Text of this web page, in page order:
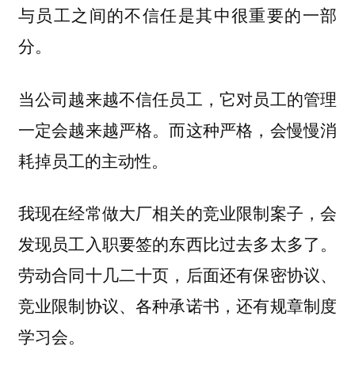
与员工之间的不信任是其中很重要的一部
分。
当公司越来越不信任员工，它对员工的管理
一定会越来越严格。而这种严格，会慢慢消
耗掉员工的主动性。
我现在经常做大厂相关的竞业限制案子，会
发现员工入职要签的东西比过去多太多了。
劳动合同十几二十页，后面还有保密协议、
竞业限制协议、各种承诺书，还有规章制度
学习会。